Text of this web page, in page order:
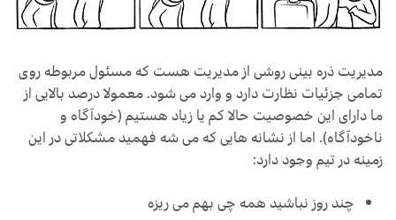
مدیریت ذره بینی روشی از مدیریت هست که مسئول مربوطه روی
تمامی جزئیات نظارت دارد و وارد می شود. معمولا درصد بالایی از
ما دارای این خصوصیت حالا کم یا زیاد هستیم (خودآگاه و
ناخودآگاه). اما از نشانه هایی که می شه فهمید مشکلاتی در این
زمینه در تیم وجود دارد:
چند روز نباشید همه چی بهم می ریزه